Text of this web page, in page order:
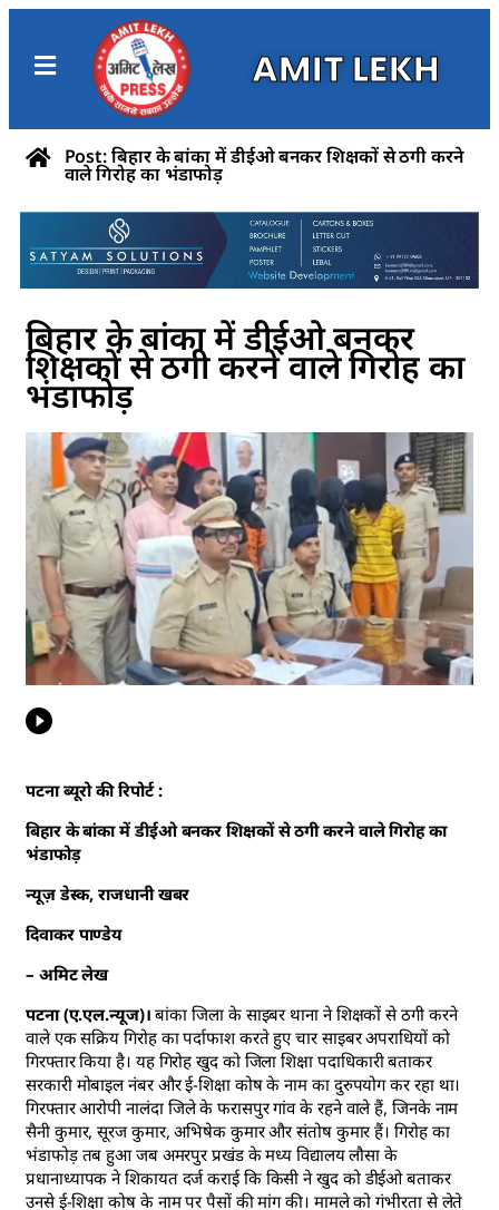
AMIT LEKH
Post: बिहार के बांका में डीईओ बनकर शिक्षकों से ठगी करने
वाले गिरोह का भंडाफोड़
बिहार के बांका में डीईओ बनकर
शिक्षकों से ठगी करने वाले गिरोह का
भंडाफोड़
पटना ब्यूरो की रिपोर्ट :
बिहार के बांका में डीईओ बनकर शिक्षकों से ठगी करने वाले गिरोह का
भंडाफोड़
न्यूज़ डेस्क, राजधानी खबर
दिवाकर पाण्डेय
– अमिट लेख
पटना (ए.एल.न्यूज)। बांका जिला के साइबर थाना ने शिक्षकों से ठगी करने
वाले एक सक्रिय गिरोह का पर्दाफाश करते हुए चार साइबर अपराधियों को
गिरफ्तार किया है। यह गिरोह खुद को जिला शिक्षा पदाधिकारी बताकर
सरकारी मोबाइल नंबर और ई-शिक्षा कोष के नाम का दुरुपयोग कर रहा था।
गिरफ्तार आरोपी नालंदा जिले के फरासपुर गांव के रहने वाले हैं, जिनके नाम
सैनी कुमार, सूरज कुमार, अभिषेक कुमार और संतोष कुमार हैं। गिरोह का
भंडाफोड़ तब हुआ जब अमरपुर प्रखंड के मध्य विद्यालय लौसा के
प्रधानाध्यापक ने शिकायत दर्ज कराई कि किसी ने खुद को डीईओ बताकर
उनसे ई-शिक्षा कोष के नाम पर पैसों की मांग की। मामले को गंभीरता से लेते